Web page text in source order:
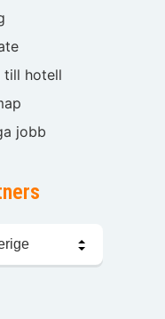
till hotell
jobb